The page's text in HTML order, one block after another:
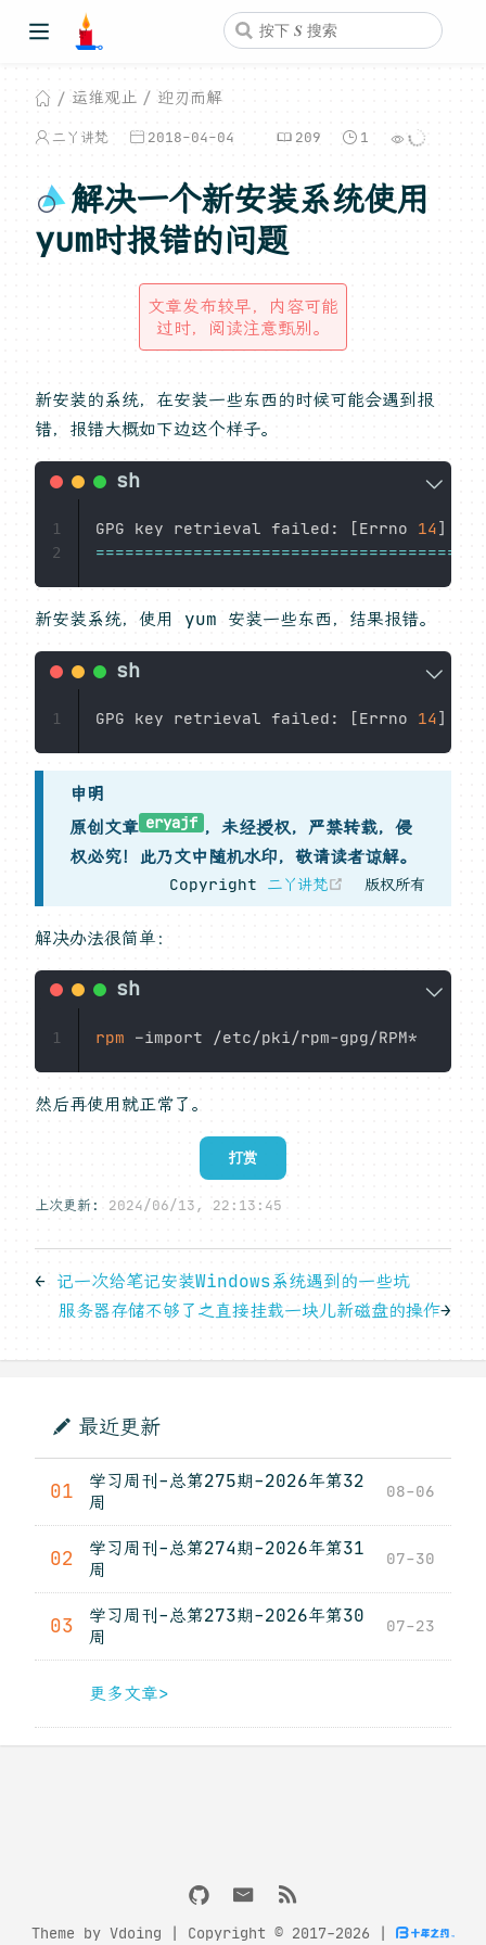
运维观止 迎刃而解
二丫讲梵 2018-04-04 209 1
解决一个新安装系统使用
yum时报错的问题
文章发布较早，内容可能
过时，阅读注意甄别。
新安装的系统，在安装一些东西的时候可能会遇到报
错，报错大概如下边这个样子。
GPG key retrieval failed: [ Errno 14]
======================================
1
2
新安装系统，使用 yum 安装一些东西，结果报错。
GPG key retrieval failed: [ Errno 14]
1
申明
原创文章 eryajf ，未经授权，严禁转载，侵
权必究！此乃文中随机水印，敬请读者谅解。
Copyright 二丫讲梵 (opens new
版权所有
解决办法很简单：
rpm
1
然后再使用就正常了。
打赏
上次更新: 2024/06/13, 22:13:45
← 记一次给笔记安装Windows系统遇到的一些坑
服务器存储不够了之直接挂载一块儿新磁盘的操作→
最近更新
01
学习周刊-总第275期-2026年第32
周
08-06
02
学习周刊-总第274期-2026年第31
周
07-30
03
学习周刊-总第273期-2026年第30
周
07-23
更多文章>
Theme by Vdoing | Copyright © 2017-2026